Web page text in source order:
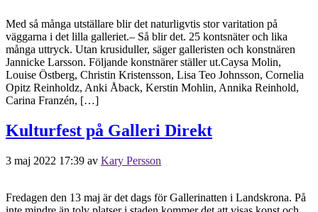
Med så många utställare blir det naturligvtis stor varitation på
väggarna i det lilla galleriet.– Så blir det. 25 kontsnäter och lika
många uttryck. Utan krusiduller, säger galleristen och konstnären
Jannicke Larsson. Följande konstnärer ställer ut.Caysa Molin,
Louise Östberg, Christin Kristensson, Lisa Teo Johnsson, Cornelia
Opitz Reinholdz, Anki Åback, Kerstin Mohlin, Annika Reinhold,
Carina Franzén, […]
Kulturfest på Galleri Direkt
3 maj 2022 17:39 av Kary Persson
Fredagen den 13 maj är det dags för Gallerinatten i Landskrona. På